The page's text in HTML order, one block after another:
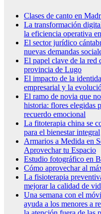
Clases de canto en
La transformación
la eficiencia operativa
El sector jurídico
nuevas demandas
El papel clave de la red
provincia de Lugo
El impacto de la
empresarial y la
El ramo de novia que
historia: flores elegidas
recuerdo emocional
La fitoterapia china se
para el bienestar integral
Armarios a Medida en
Aprovechar tu Espacio
Estudio fotográfico en
Cómo aprovechar al
La fisioterapia
mejorar la calidad de
Una semana con el
ayuda a los menores a